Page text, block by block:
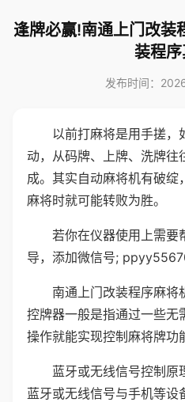
逢牌必赢!南通上门改装
装程
发布时间：
以前打麻将是用手搓，
动，从码牌、上牌、洗牌往
成。其实自动麻将机有破绽
麻将时就可能转败为胜。
若你在仪器使用上需要
导，添加微信号;
南通上门改装程序麻将
控牌器一般是指通过一些无
操作就能实现控制麻将牌功
蓝牙或无线信号控制原
蓝牙或无线信号与手机等设